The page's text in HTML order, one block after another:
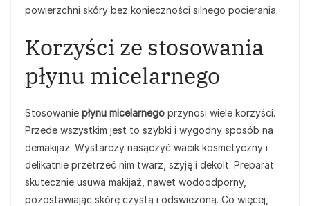
powierzchni skóry bez konieczności silnego pocierania.
Korzyści ze stosowania
płynu micelarnego
Stosowanie płynu micelarnego przynosi wiele korzyści.
Przede wszystkim jest to szybki i wygodny sposób na
demakijaż. Wystarczy nasączyć wacik kosmetyczny i
delikatnie przetrzeć nim twarz, szyję i dekolt. Preparat
skutecznie usuwa makijaż, nawet wodoodporny,
pozostawiając skórę czystą i odświeżoną. Co więcej,